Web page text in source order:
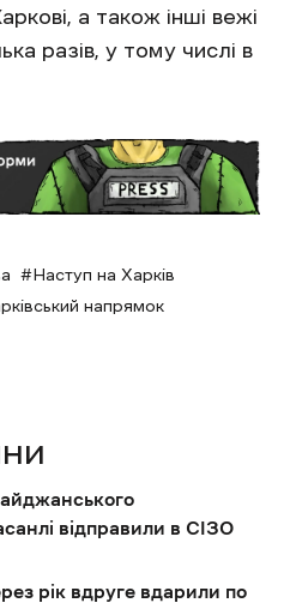
а також інші вежі
разів, у тому числі в
Наступ на Харків
напрямок
відправили в СІЗО
рік вдруге вдарили по